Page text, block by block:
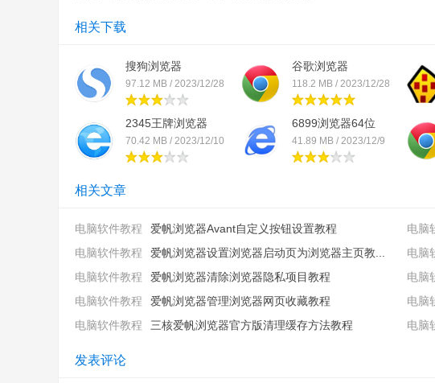
相关下载
搜狗浏览器
97.12 MB / 2023/12/28
谷歌浏览器
118.2 MB / 2023/12/28
2345王牌浏览器
70.42 MB / 2023/12/10
6899浏览器64位
41.89 MB / 2023/12/9
相关文章
电脑软件教程 爱帆浏览器Avant自定义按钮设置教程 电脑
电脑软件教程
爱帆浏览器设置浏览器启动页为浏览器主页教... 电脑
电脑软件教程
爱帆浏览器清除浏览器隐私项目教程 电脑
电脑软件教程
爱帆浏览器管理浏览器网页收藏教程 电脑
电脑软件教程
三核爱帆浏览器官方版清理缓存方法教程 电脑
发表评论